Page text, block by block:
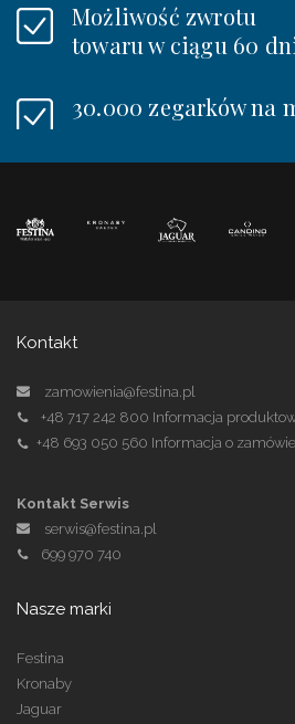
Możliwość zwrotu
towaru w ciągu 60
30.000 zegarków na
Kontakt
zamowienia@festina.pl
+48 717 242 800 Informacja
+48 693 050 560 Informacja o
Kontakt Serwis
serwis@festina.pl
699 970 740
Nasze marki
Festina
Kronaby
Jaguar